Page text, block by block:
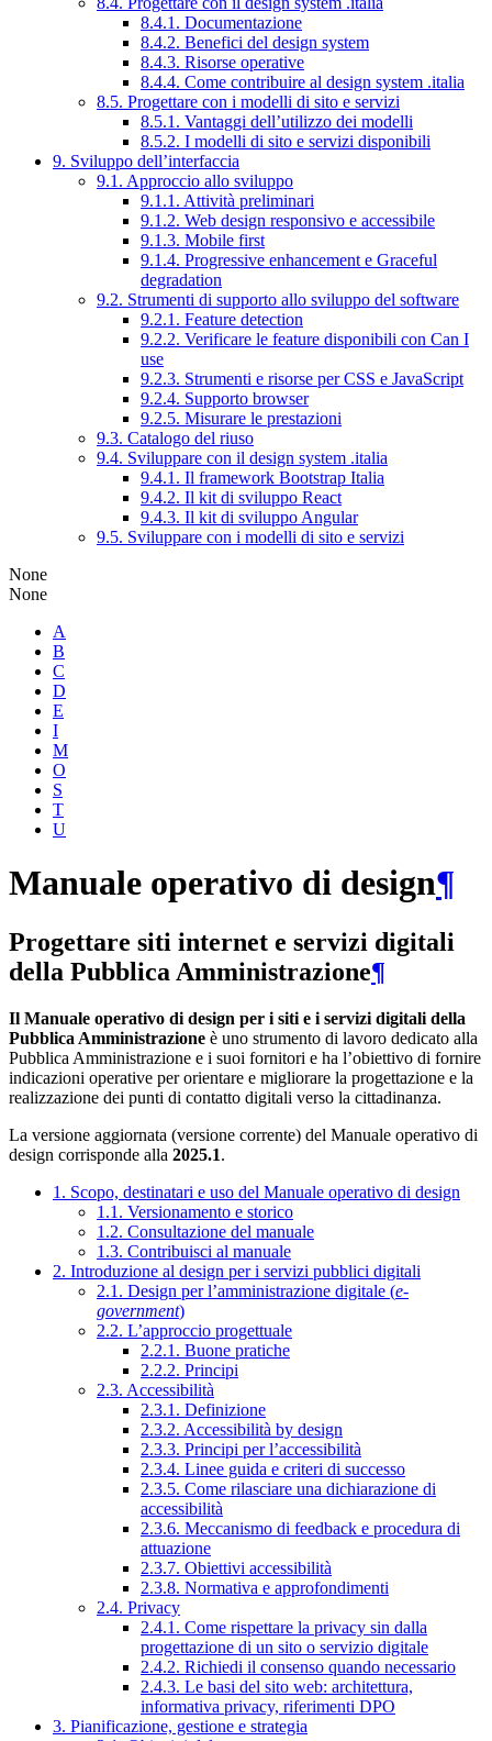
8.4.1. Documentazione
8.4.2. Benefici del design system
8.4.3. Risorse operative
8.4.4. Come contribuire al design system .italia
8.5. Progettare con i modelli di sito e servizi
8.5.1. Vantaggi dell’utilizzo dei modelli
8.5.2. I modelli di sito e servizi disponibili
9. Sviluppo dell’interfaccia
9.1. Approccio allo sviluppo
9.1.1. Attività preliminari
9.1.2. Web design responsivo e accessibile
9.1.3. Mobile first
9.1.4. Progressive enhancement e Graceful
degradation
9.2. Strumenti di supporto allo sviluppo del software
9.2.1. Feature detection
9.2.2. Verificare le feature disponibili con Can I
use
9.2.3. Strumenti e risorse per CSS e JavaScript
9.2.4. Supporto browser
9.2.5. Misurare le prestazioni
9.3. Catalogo del riuso
9.4. Sviluppare con il design system .italia
9.4.1. Il framework Bootstrap Italia
9.4.2. Il kit di sviluppo React
9.4.3. Il kit di sviluppo Angular
9.5. Sviluppare con i modelli di sito e servizi
None
None
A
B
C
D
E
I
M
O
S
T
U
Manuale operativo di design¶
Progettare siti internet e servizi digitali
della Pubblica Amministrazione¶
Il Manuale operativo di design per i siti e i servizi digitali della
Pubblica Amministrazione è uno strumento di lavoro dedicato alla
Pubblica Amministrazione e i suoi fornitori e ha l’obiettivo di fornire
indicazioni operative per orientare e migliorare la progettazione e la
realizzazione dei punti di contatto digitali verso la cittadinanza.
La versione aggiornata (versione corrente) del Manuale operativo di
design corrisponde alla 2025.1.
1. Scopo, destinatari e uso del Manuale operativo di design
1.1. Versionamento e storico
1.2. Consultazione del manuale
1.3. Contribuisci al manuale
2. Introduzione al design per i servizi pubblici digitali
2.1. Design per l’amministrazione digitale (e-
government)
2.2. L’approccio progettuale
2.2.1. Buone pratiche
2.2.2. Principi
2.3. Accessibilità
2.3.1. Definizione
2.3.2. Accessibilità by design
2.3.3. Principi per l’accessibilità
2.3.4. Linee guida e criteri di successo
2.3.5. Come rilasciare una dichiarazione di
accessibilità
2.3.6. Meccanismo di feedback e procedura di
attuazione
2.3.7. Obiettivi accessibilità
2.3.8. Normativa e approfondimenti
2.4. Privacy
2.4.1. Come rispettare la privacy sin dalla
progettazione di un sito o servizio digitale
2.4.2. Richiedi il consenso quando necessario
2.4.3. Le basi del sito web: architettura,
informativa privacy, riferimenti DPO
3. Pianificazione, gestione e strategia